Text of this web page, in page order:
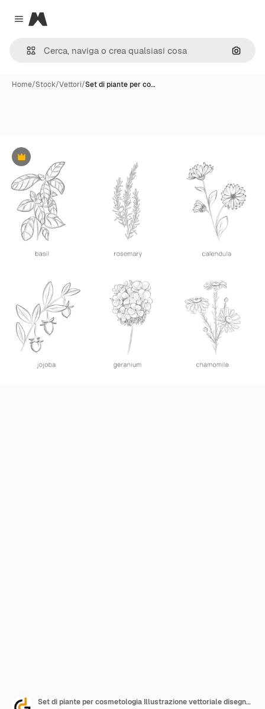
Close menu
Magnific
Cerca
Home/Stock/Vettori/Set di piante per co…
Premium
Set di piante per cosmetologia Illustrazione vettoriale disegnata a mano